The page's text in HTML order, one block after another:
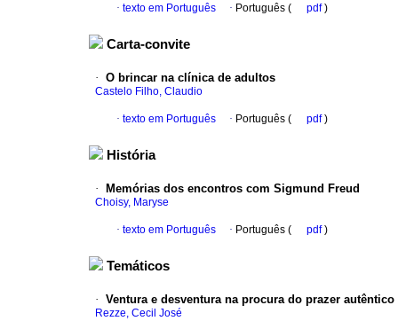
· texto em Português · Português ( pdf)
Carta-convite
· O brincar na clínica de adultos
Castelo Filho, Claudio
· texto em Português · Português ( pdf)
História
· Memórias dos encontros com Sigmund Freud
Choisy, Maryse
· texto em Português · Português ( pdf)
Temáticos
· Ventura e desventura na procura do prazer autêntico
Rezze, Cecil José